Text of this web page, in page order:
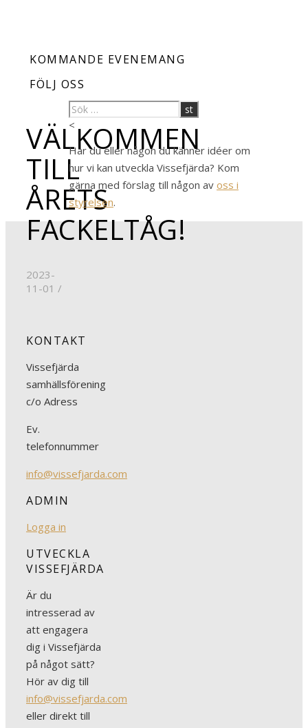
KOMMANDE EVENEMANG
FÖLJ OSS
VÄLKOMMEN
TILL
ÅRETS
FACKELTÅG!
2023-
11-01 /
<
Har du eller någon du känner idéer om
hur vi kan utveckla Vissefjärda? Kom
gärna med förslag till någon av oss i
styrelsen.
KONTAKT
Vissefjärda
samhällsförening
c/o Adress
Ev.
telefonnummer
info@vissefjarda.com
ADMIN
Logga in
UTVECKLA
VISSEFJÄRDA
Är du
intresserad av
att engagera
dig i Vissefjärda
på något sätt?
Hör av dig till
info@vissefjarda.com
eller direkt till